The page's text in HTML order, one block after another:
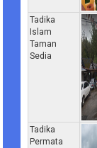
Tadika
Islam
Taman
Sedia
Tadika
Permata